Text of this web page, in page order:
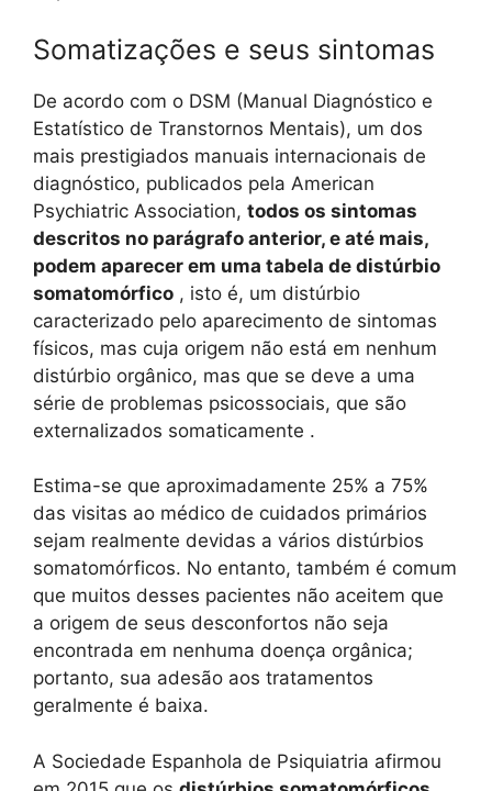
Somatizações e seus sintomas
De acordo com o DSM (Manual Diagnóstico e
Estatístico de Transtornos Mentais), um dos
mais prestigiados manuais internacionais de
diagnóstico, publicados pela American
Psychiatric Association, todos os sintomas
descritos no parágrafo anterior, e até mais,
podem aparecer em uma tabela de distúrbio
somatomórfico , isto é, um distúrbio
caracterizado pelo aparecimento de sintomas
físicos, mas cuja origem não está em nenhum
distúrbio orgânico, mas que se deve a uma
série de problemas psicossociais, que são
externalizados somaticamente .
Estima-se que aproximadamente 25% a 75%
das visitas ao médico de cuidados primários
sejam realmente devidas a vários distúrbios
somatomórficos. No entanto, também é comum
que muitos desses pacientes não aceitem que
a origem de seus desconfortos não seja
encontrada em nenhuma doença orgânica;
portanto, sua adesão aos tratamentos
geralmente é baixa.
A Sociedade Espanhola de Psiquiatria afirmou